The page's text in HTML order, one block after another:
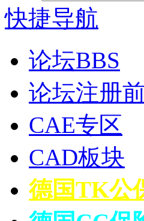
快捷导航
论坛BBS
论坛注册
CAE专区
CAD板块
德国TK公